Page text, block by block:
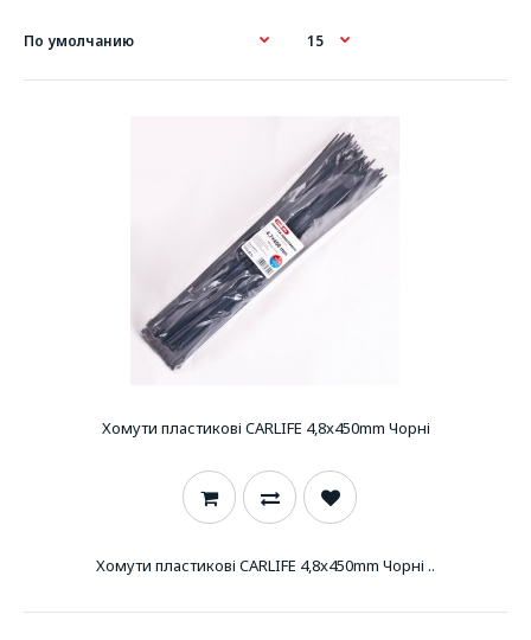
Хомути пластикові CARLIFE 4,8x450mm Чорні
Хомути пластикові CARLIFE 4,8x450mm Чорні ..